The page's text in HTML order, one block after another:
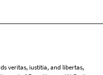
veritas, iustitia, and libertas,